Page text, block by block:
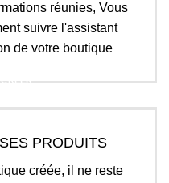
réunies, Vous
suivre l'assistant
de votre boutique
CRÉER
PRODUITS
créée, il ne reste